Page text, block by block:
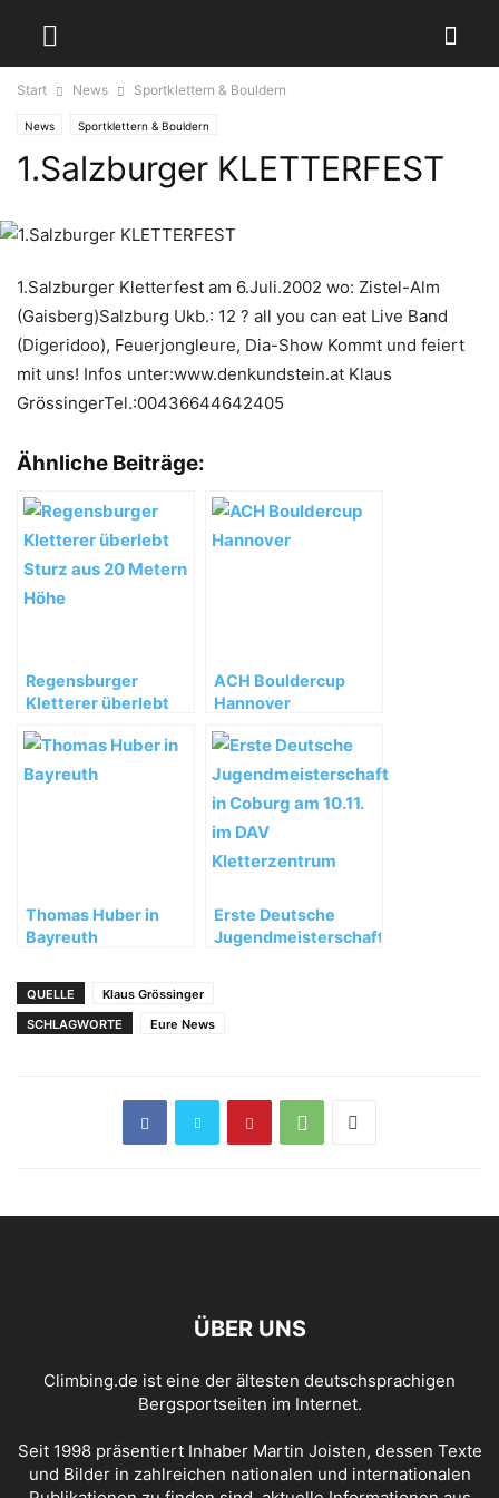
Start News Sportklettern & Bouldern
News Sportklettern & Bouldern
1.Salzburger KLETTERFEST
1.Salzburger Kletterfest am 6.Juli.2002 wo: Zistel-Alm
(Gaisberg)Salzburg Ukb.: 12 ? all you can eat Live Band
(Digeridoo), Feuerjongleure, Dia-Show Kommt und feiert
mit uns! Infos unter:www.denkundstein.at Klaus
GrössingerTel.:00436644642405
Ähnliche Beiträge:
Regensburger
Kletterer überlebt
Höhe
ACH Bouldercup
Hannover
Thomas Huber in
Bayreuth
Erste Deutsche
Jugendmeisterschaft
QUELLE
Klaus Grössinger
SCHLAGWORTE
Eure News
ÜBER UNS
Climbing.de ist eine der ältesten deutschsprachigen
Bergsportseiten im Internet.
Seit 1998 präsentiert Inhaber Martin Joisten, dessen Texte
und Bilder in zahlreichen nationalen und internationalen